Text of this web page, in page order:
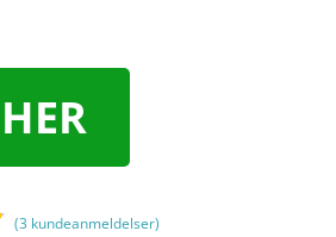
(3 kundeanmeldelser)